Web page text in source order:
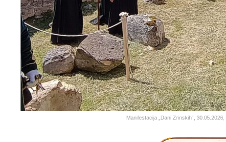
Manifestacija „Dani Zrinskih“,